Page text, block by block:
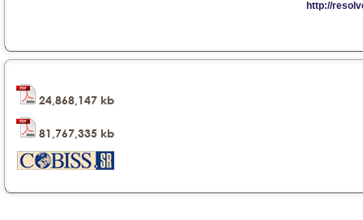
24,868,147 kb
81,767,335 kb